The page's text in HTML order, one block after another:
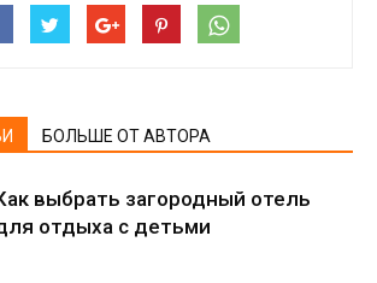
БОЛЬШЕ ОТ АВТОРА
выбрать загородный отель
отдыха с детьми